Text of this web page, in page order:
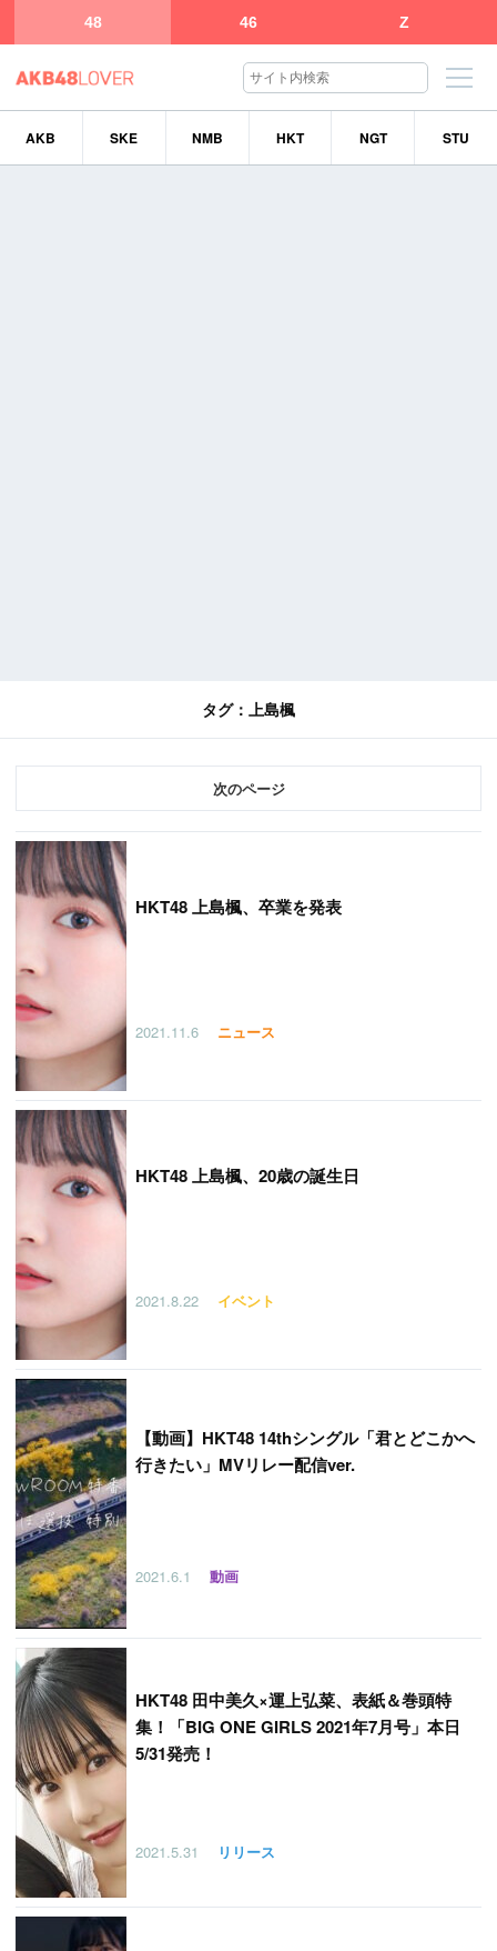
48 46 Z
AKB SKE NMB HKT NGT STU
タグ：上島楓
次
HKT48 上島楓、卒業を発表
2021.11.6 ニュース
HKT48 上島楓、20歳の誕生日
2021.8.22 イベント
【動画】HKT48 14thシングル「君とどこかへ
行きたい」MVリレー配信ver.
2021.6.1 動画
HKT48 田中美久×運上弘菜、表紙＆巻頭特
集！「BIG ONE GIRLS 2021年7月号」本日
5/31発売！
2021.5.31 リリース